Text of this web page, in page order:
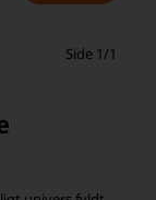
Side 1/1